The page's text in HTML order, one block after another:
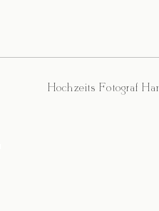
Hochzeits Fotograf